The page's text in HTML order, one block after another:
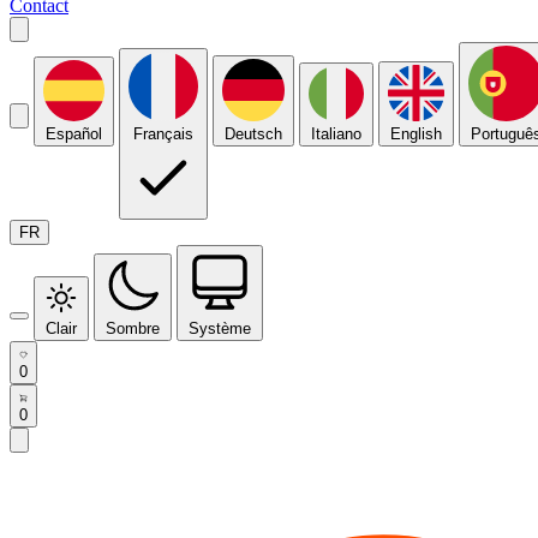
Contact
Español Français Deutsch Italiano English
FR
Clair Sombre Système
0
0